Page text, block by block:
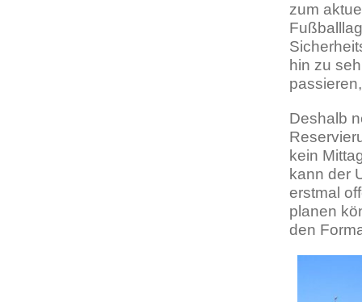
zum
hin zu
Deshalb
kein
kann der
erstmal
planen
den